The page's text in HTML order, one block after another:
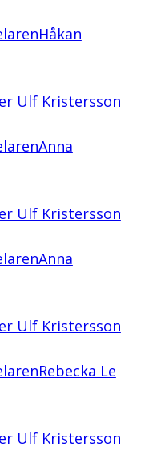
Håkan
Ulf Kristersson
Anna
Ulf Kristersson
Anna
Ulf Kristersson
Rebecka Le
Ulf Kristersson